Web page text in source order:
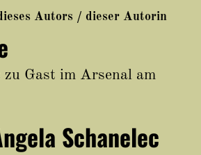
Autors / dieser Autorin
Gast im Arsenal am
Schanelec